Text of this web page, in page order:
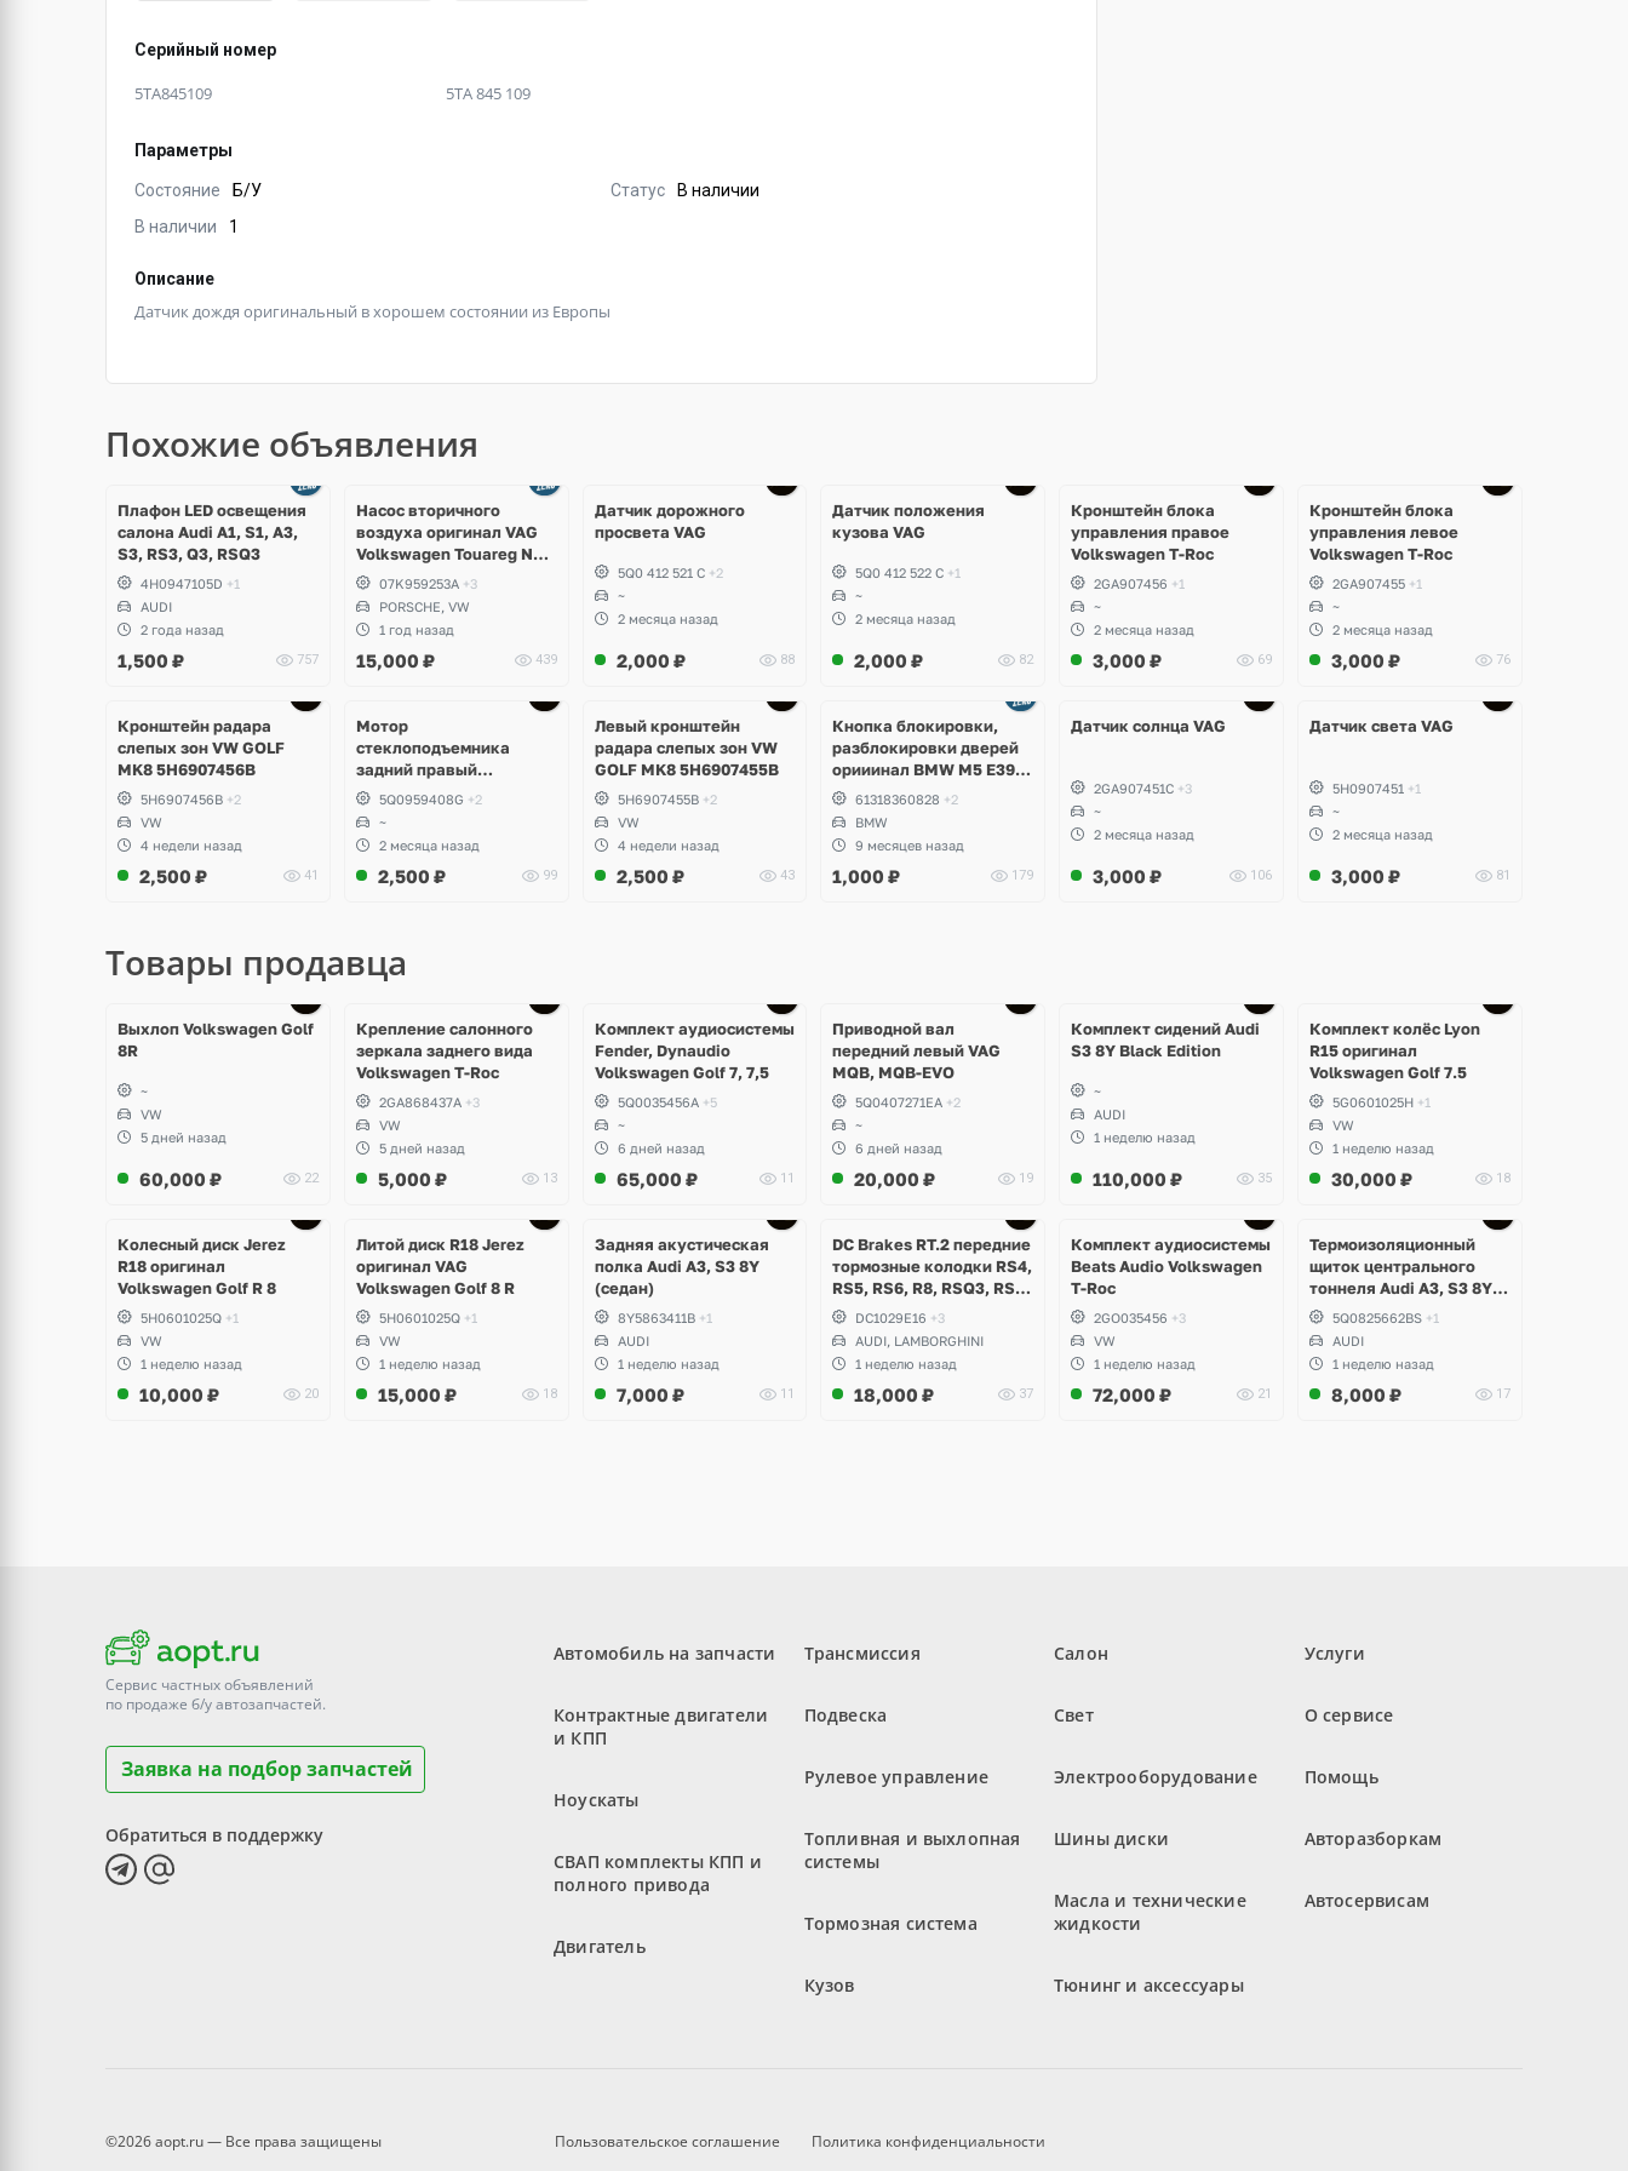
Серийный номер
5TA845109 5TA 845 109
Параметры
Состояние
Б/У
В наличии
1
Статус В наличии
Описание
Датчик дождя оригинальный в хорошем состоянии из Европы
Похожие объявления
Плафон LED освещения
салона Audi A1, S1, A3,
S3, RS3, Q3, RSQ3
4H0947105D +1
AUDI
2 года назад
1,500 ₽ 757
Насос вторичного
воздуха оригинал VAG
Volkswagen Touareg NF,
Porsche Cayenne 958 S
Hybrid
07K959253A +3
PORSCHE, VW
1 год назад
15,000 ₽ 439
Датчик дорожного
просвета VAG
5Q0 412 521 C +2
~
2 месяца назад
2,000 ₽ 88
Датчик положения
кузова VAG
5Q0 412 522 C +1
~
2 месяца назад
2,000 ₽ 82
Кронштейн блока
управления правое
Volkswagen T-Roc
2GA907456 +1
~
2 месяца назад
3,000 ₽ 69
Кронштейн блока
управления левое
Volkswagen T-Roc
2GA907455 +1
~
2 месяца назад
3,000 ₽ 76
Кронштейн радара
слепых зон VW GOLF
MK8 5H6907456B
5H6907456B +2
VW
4 недели назад
2,500 ₽ 41
Мотор
стеклоподъемника
задний правый
Volkswagen
5Q0959408G +2
~
2 месяца назад
2,500 ₽ 99
Левый кронштейн
радара слепых зон VW
GOLF MK8 5H6907455B
5H6907455B +2
VW
4 недели назад
2,500 ₽ 43
Кнопка блокировки,
разблокировки дверей
орииинал BMW M5 E39, 7
E3861318360828 +2
BMW
9 месяцев назад
1,000 ₽ 179
Датчик солнца VAG
2GA907451C +3
~
2 месяца назад
3,000 ₽ 106
Датчик света VAG
5H0907451 +1
~
2 месяца назад
3,000 ₽ 81
Товары продавца
Выхлоп Volkswagen Golf
8R
~
VW
5 дней назад
60,000 ₽ 22
Крепление салонного
зеркала заднего вида
Volkswagen T-Roc
2GA868437A +3
VW
5 дней назад
5,000 ₽ 13
Комплект аудиосистемы
Fender, Dynaudio
Volkswagen Golf 7, 7,5
5Q0035456A +5
~
6 дней назад
65,000 ₽ 11
Приводной вал
передний левый VAG
MQB, MQB-EVO
5Q0407271EA +2
~
6 дней назад
20,000 ₽ 19
Комплект сидений Audi
S3 8Y Black Edition
~
AUDI
1 неделю назад
110,000 ₽ 35
Комплект колёс Lyon
R15 оригинал
Volkswagen Golf 7.5
5G0601025H +1
VW
1 неделю назад
30,000 ₽ 18
Колесный диск Jerez
R18 оригинал
Volkswagen Golf R 8
5H0601025Q +1
VW
1 неделю назад
10,000 ₽ 20
Литой диск R18 Jerez
оригинал VAG
Volkswagen Golf 8 R
5H0601025Q +1
VW
1 неделю назад
15,000 ₽ 18
Задняя акустическая
полка Audi A3, S3 8Y
(седан)
8Y5863411B +1
AUDI
1 неделю назад
7,000 ₽ 11
DC Brakes RT.2 передние
тормозные колодки RS4,
RS5, RS6, R8, RSQ3, RS3
8V (комплект 8 шт)
DC1029E16 +3
AUDI, LAMBORGHINI
1 неделю назад
18,000 ₽ 37
Комплект аудиосистемы
Beats Audio Volkswagen
T-Roc
2GO035456 +3
VW
1 неделю назад
72,000 ₽ 21
Термоизоляционный
щиток центрального
тоннеля Audi A3, S3 8Y
(Седан)
5Q0825662BS +1
AUDI
1 неделю назад
8,000 ₽ 17
Сервис частных объявлений
по продаже б/уавтозапчастей.
Заявка на подбор запчастей
Обратиться в поддержку
Автомобиль на запчасти
Контрактные двигатели
и КПП
Ноускаты
СВАП комплекты КПП и
полного привода
Двигатель
Трансмиссия
Подвеска
Рулевое управление
Топливная и выхлопная
системы
Тормозная система
Кузов
Салон
Свет
Электрооборудование
Шины диски
Масла и технические
жидкости
Тюнинг и аксессуары
Услуги
О сервисе
Помощь
Авторазборкам
Автосервисам
©2026 aopt.ru — Все права защищены Пользовательское соглашение Политика конфиденциальности